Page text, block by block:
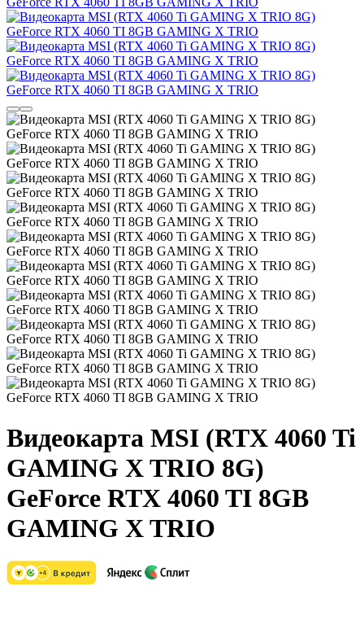
Видеокарта MSI (RTX 4060 Ti
GAMING X TRIO 8G)
GeForce RTX 4060 TI 8GB
GAMING X TRIO